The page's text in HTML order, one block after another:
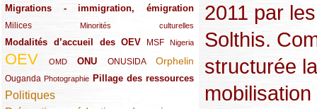
Migrations - immigration, émigration
(67/289)
Milices
(34/289) Minorités culturelles
(15/289)
Modalités d’accueil des OEV
(58/289) MSF
(54/289) Nigeria
(27/289)
OEV
(269/289) OMD
(26/289) ONU
(58/289) ONUSIDA
(44/289) Orphelin
(112/289)
Ouganda
(29/289) Photographie
(27/289) Pillage des ressources
(77/289)
Politiques
(120/289)
2011 par
Solthis.
structurée la